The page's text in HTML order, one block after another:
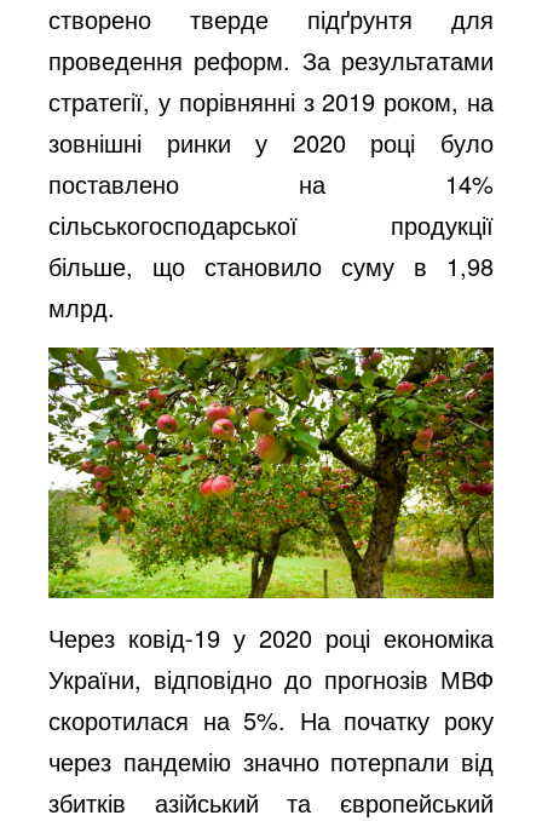
створено тверде підґрунтя для
проведення реформ. За результатами
стратегії, у порівнянні з 2019 роком, на
зовнішні ринки у 2020 році було
поставлено на 14%
сільськогосподарської продукції
більше, що становило суму в 1,98
млрд.
Через ковід-19 у 2020 році економіка
України, відповідно до прогнозів МВФ
скоротилася на 5%. На початку року
через пандемію значно потерпали від
збитків азійський та європейський